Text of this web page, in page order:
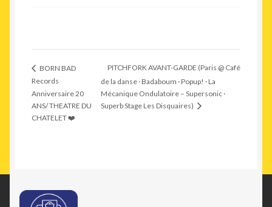
BORN BAD
Records
Anniversaire 20
ANS/ THEATRE DU
CHATELET ❤️
PITCHFORK AVANT-GARDE (Paris @ Café
de la danse · Badaboum · Popup! · La
Mécanique Ondulatoire – Supersonic ·
Superb Stage Les Disquaires)